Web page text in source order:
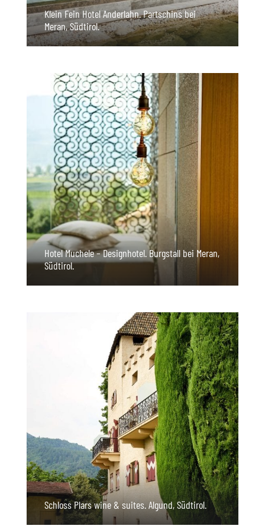
Klein Fein Hotel Anderlahn. Partschins bei
Meran, Südtirol.
Hotel Muchele – Designhotel. Burgstall bei Meran,
Südtirol.
Schloss Plars wine & suites. Algund, Südtirol.